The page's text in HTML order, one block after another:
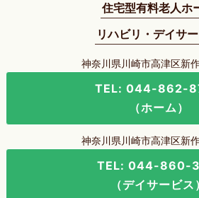
住宅型有料老人ホ
リハビリ・デイサ
神奈川県川崎市高津区新
TEL: 044-862-
（ホーム）
神奈川県川崎市高津区新
TEL: 044-860-
（デイサービス）